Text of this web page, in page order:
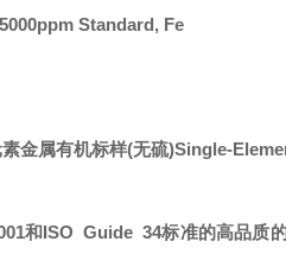
Standard, Fe
金属有机标样(无硫)Single-
和ISO Guide 34标准的高品质